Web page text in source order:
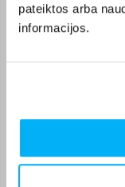
pateiktos arba
informacijos.
Patvirtintas